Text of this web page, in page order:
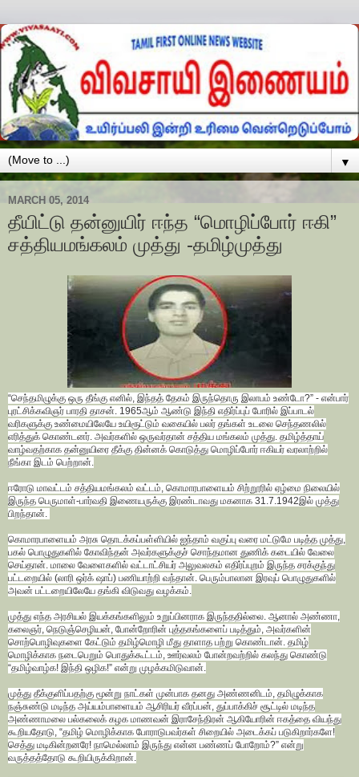
▼
MARCH 05, 2014
தீயிட்டு தன்னுயிர் ஈந்த “மொழிப்போர் ஈகி”
சத்தியமங்கலம் முத்து -தமிழ்முத்து
“செந்தமிழுக்கு ஒரு தீங்கு எனில், இந்தத் தேகம் இருந்தொரு இலாபம் உண்டோ?” - என்பார்
புரட்சிக்கவிஞர் பாரதி தாசன். 1965ஆம் ஆண்டு இந்தி எதிர்ப்புப் போரில் இப்பாடல்
வரிகளுக்கு உண்மையிலேயே உயிரூட்டும் வகையில் பலர் தங்கள் உடலை செந்தணலில்
எரித்துக் கொண்டனர். அவர்களில் ஒருவர்தான் சத்திய மங்கலம் முத்து. தமிழ்த்தாய்
வாழ்வதற்காக தன்னுயிரை தீக்கு தின்னக் கொடுத்து மொழிப்போர் ஈகியர் வரலாற்றில்
நீங்கா இடம் பெற்றான்.
ஈரோடு மாவட்டம் சத்தியமங்கலம் வட்டம், கொமாரபாளையம் சிற்றூரில் ஏழ்மை நிலையில்
இருந்த பெருமாள்-பார்வதி இணையருக்கு இரண்டாவது மகனாக 31.7.1942இல் முத்து
பிறந்தான்.
கொமாரபாளையம் அரசு தொடக்கப்பள்ளியில் ஐந்தாம் வகுப்பு வரை மட்டுமே படித்த முத்து,
பகல் பொழுதுகளில் கோவிந்தன் அவர்களுக்குச் சொந்தமான துணிக் கடையில் வேலை
செய்தான். மாலை வேளைகளில் வட்டாட்சியர் அலுவலகம் எதிர்ப்புறம் இருந்த சரக்குந்து
பட்டறையில் (லாரி ஒர்க் ஷாப்) பணியாற்றி வந்தான். பெரும்பாலான இரவுப் பொழுதுகளில்
அவன் பட்டறையிலேயே தங்கி விடுவது வழக்கம்.
முத்து எந்த அரசியல் இயக்கங்களிலும் உறுப்பினராக இருந்ததில்லை. ஆனால் அண்ணா,
கலைஞர், நெடுஞ்செழியன், போன்றோரின் புத்தகங்களைப் படித்தும், அவர்களின்
சொற்பொழிவுகளை கேட்டும் தமிழ்மொழி மீது தாளாத பற்று கொண்டான். தமிழ்
மொழிக்காக நடைபெறும் பொதுக்கூட்டம், ஊர்வலம் போன்றவற்றில் கலந்து கொண்டு
“தமிழ்வாழ்க! இந்தி ஒழிக!” என்று முழக்கமிடுவான்.
முத்து தீக்குளிப்பதற்கு மூன்று நாட்கள் முன்பாக தனது அண்ணனிடம், தமிழுக்காக
நஞ்சுண்டு மடிந்த அய்யம்பாளையம் ஆசிரியர் வீரப்பன், துப்பாக்கிச் சூட்டில் மடிந்த
அண்ணாமலை பல்கலைக் கழக மாணவன் இராசேந்திரன் ஆகியோரின் ஈகத்தை வியந்து
கூறியதோடு, “தமிழ் மொழிக்காக போராடுபவர்கள் சிறையில் அடைக்கப் படுகிறார்களே!
செத்து மடிகின்றனரே! நாமெல்லாம் இருந்து என்ன பண்ணப் போறோம்?” என்று
வருத்தத்தோடு கூறியிருக்கிறான்.